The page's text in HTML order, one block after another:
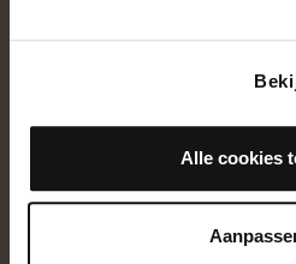
Alle cookies
NEEM CONTACT OP
+31(0)13 5362828